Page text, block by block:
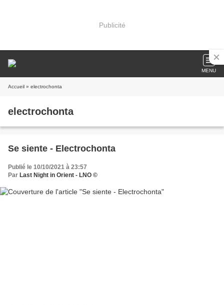
Publicité
MENU
Accueil » electrochonta
electrochonta
Se siente - Electrochonta
Publié le 10/10/2021 à 23:57
Par Last Night in Orient - LNO ©